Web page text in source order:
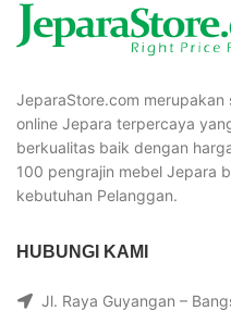
JeparaStore.com
online Jepara terpercaya
berkualitas baik dengan
100 pengrajin mebel Jepara
kebutuhan Pelanggan.
HUBUNGI KAMI
Jl. Raya Guyangan –